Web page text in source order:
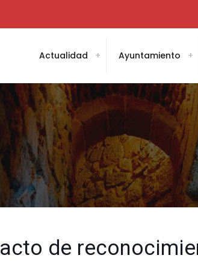
Actualidad Ayuntamiento
de